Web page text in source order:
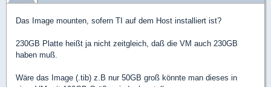
Das Image mounten, sofern TI auf dem Host installiert ist?
230GB Platte heißt ja nicht zeitgleich, daß die VM auch 230GB
haben muß.
Wäre das Image (.tib) z.B nur 50GB groß könnte man dieses in